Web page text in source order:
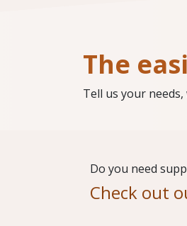
The
Tell us your
Do you need
Check out